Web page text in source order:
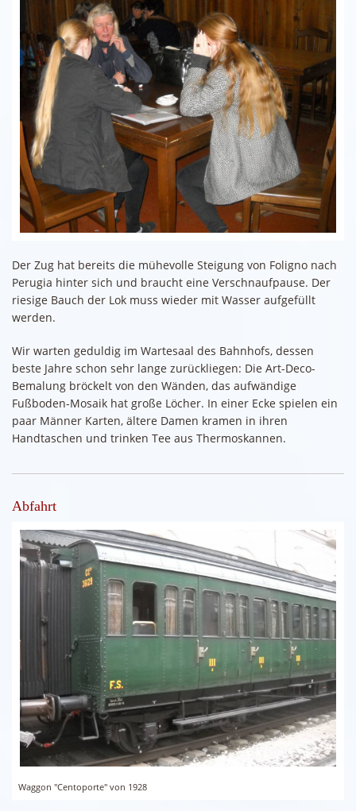
Der Zug hat bereits die mühevolle Steigung von Foligno nach
Perugia hinter sich und braucht eine Verschnaufpause. Der
riesige Bauch der Lok muss wieder mit Wasser aufgefüllt
werden.
Wir warten geduldig im Wartesaal des Bahnhofs, dessen
beste Jahre schon sehr lange zurückliegen: Die Art-Deco-
Bemalung bröckelt von den Wänden, das aufwändige
Fußboden-Mosaik hat große Löcher. In einer Ecke spielen ein
paar Männer Karten, ältere Damen kramen in ihren
Handtaschen und trinken Tee aus Thermoskannen.
Abfahrt
Waggon "Centoporte" von 1928